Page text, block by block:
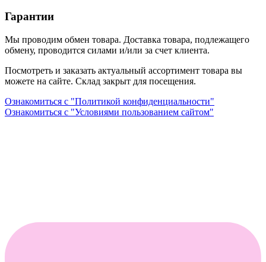
Гарантии
Мы проводим обмен товара. Доставка товара, подлежащего
обмену, проводится силами и/или за счет клиента.
Посмотреть и заказать актуальный ассортимент товара вы
можете на сайте. Склад закрыт для посещения.
Ознакомиться с "Политикой конфиденциальности"
Ознакомиться с "Условиями пользованием сайтом"